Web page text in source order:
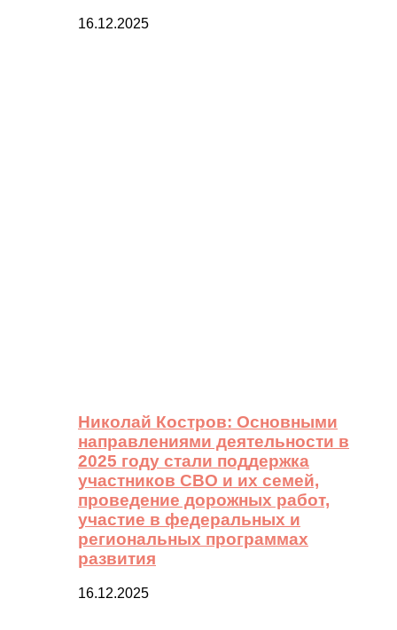
16.12.2025
Николай Костров: Основными
направлениями деятельности в
2025 году стали поддержка
участников СВО и их семей,
проведение дорожных работ,
участие в федеральных и
региональных программах
развития
16.12.2025